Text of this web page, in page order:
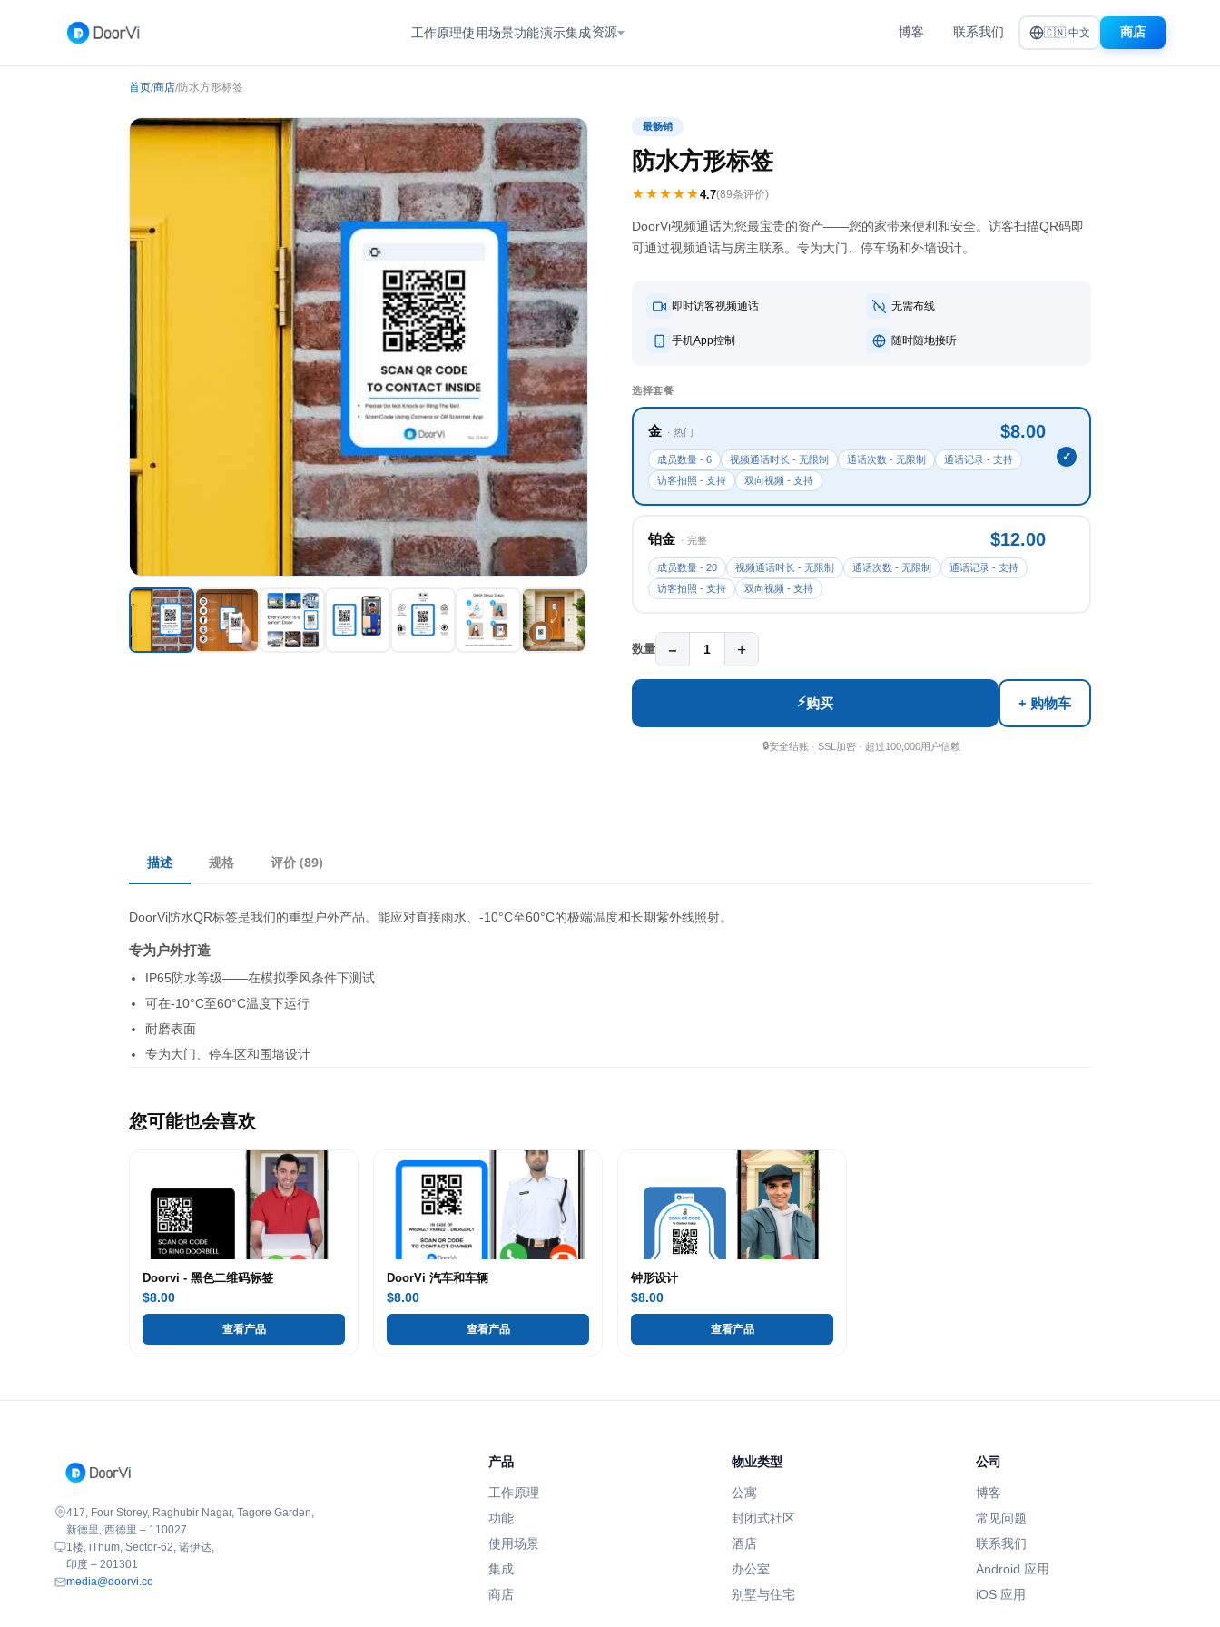
工作原理使用场景功能演示集成资源 博客 联系我们 🇨🇳 中文 商店
首页/商店/防水方形标签
最畅销
防水方形标签
★★★★★4.7(89条评价)
DoorVi视频通话为您最宝贵的资产——您的家带来便利和安全。访客扫描QR码即
可通过视频通话与房主联系。专为大门、停车场和外墙设计。
即时访客视频通话 无需布线
手机App控制 随时随地接听
选择套餐
金 · 热门 $8.00
成员数量 - 6 视频通话时长 - 无限制 通话次数 - 无限制
通话记录 - 支持
访客拍照 - 支持
双向视频 - 支持
铂金 · 完整 $12.00
成员数量 - 20 视频通话时长 - 无限制 通话次数 - 无限制
通话记录 - 支持
访客拍照 - 支持
双向视频 - 支持
数量 − 1 +
⚡购买 + 购物车
🔒安全结账 · SSL加密 · 超过100,000用户信赖
描述 规格 评价 (89)
DoorVi防水QR标签是我们的重型户外产品。能应对直接雨水、-10°C至60°C的极端温度和长期紫外线照射。
专为户外打造
IP65防水等级——在模拟季风条件下测试
可在-10°C至60°C温度下运行
耐磨表面
专为大门、停车区和围墙设计
您可能也会喜欢
Doorvi - 黑色二维码标签
$8.00
查看产品
DoorVi 汽车和车辆
$8.00
查看产品
钟形设计
$8.00
查看产品
417, Four Storey, Raghubir Nagar, Tagore Garden,
新德里, 西德里 – 110027
1楼, iThum, Sector-62, 诺伊达,
印度 – 201301
media@doorvi.co
产品
工作原理
功能
使用场景
集成
商店
物业类型
公寓
封闭式社区
酒店
办公室
别墅与住宅
公司
博客
常见问题
联系我们
Android 应用
iOS 应用